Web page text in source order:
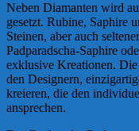
Neben Diamanten wird
gesetzt. Rubine, Saphire
Steinen, aber auch
Padparadscha-Saphire
exklusive Kreationen.
den Designern,
kreieren, die den
ansprechen.